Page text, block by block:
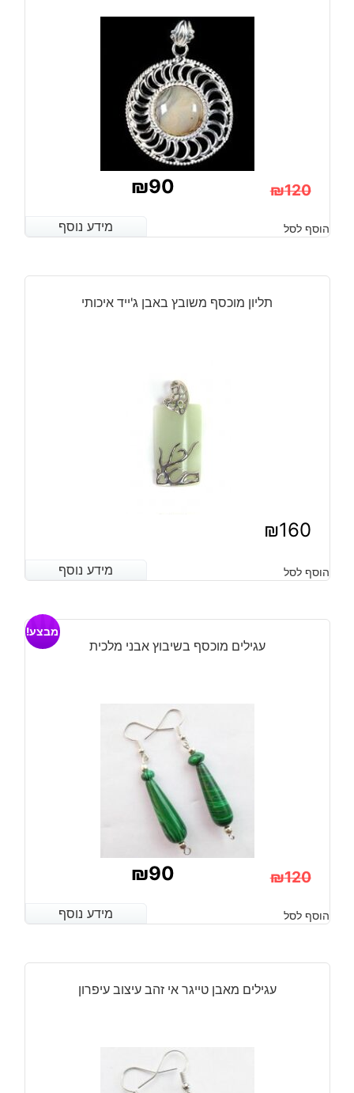
₪120
המקורי
היה:
₪120.
₪90
הנוכחי
הוא:
מידע נוסף הוסף לסל מידע נוסף
תליון מוכסף משובץ באבן ג'ייד איכותי
₪160
מידע נוסף הוסף לסל מידע נוסף
עגילים מוכסף בשיבוץ אבני מלכית
מבצע!
₪120
המקורי
היה:
₪120.
₪90
הנוכחי
הוא:
₪90.
מידע נוסף הוסף לסל מידע נוסף
עגילים מאבן טייגר אי זהב עיצוב עיפרון